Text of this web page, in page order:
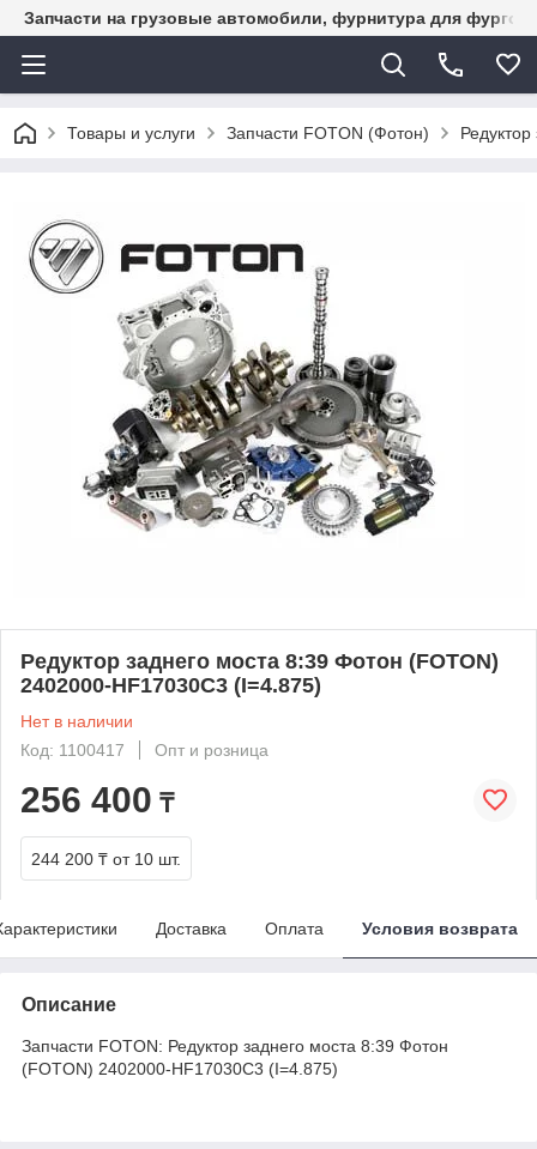
Запчасти на грузовые автомобили, фурнитура для
Товары и услуги Запчасти FOTON (Фотон)
Редуктор заднего моста 8:39 Фотон (FOTON)
2402000-HF17030C3 (I=4.875)
Нет в наличии
Код: 1100417
Опт и розница
256 400 ₸
244 200 ₸ от 10 шт.
Доставка Оплата Условия возврата
Описание
Запчасти FOTON: Редуктор заднего моста 8:39 Фотон
(FOTON) 2402000-HF17030C3 (I=4.875)